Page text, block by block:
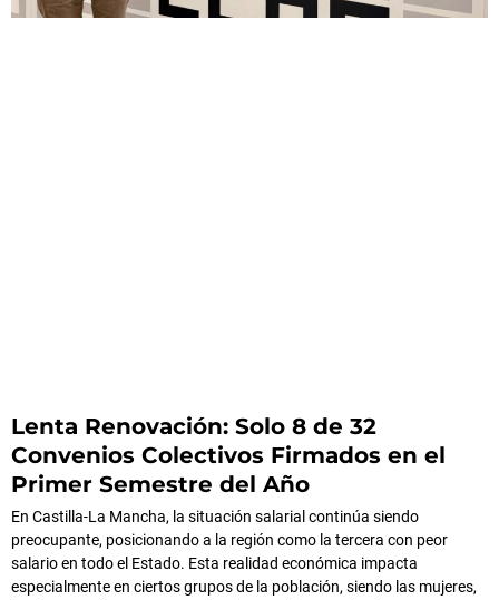
Lenta Renovación: Solo 8 de 32
Convenios Colectivos Firmados en el
Primer Semestre del Año
En Castilla-La Mancha, la situación salarial continúa siendo
preocupante, posicionando a la región como la tercera con peor
salario en todo el Estado. Esta realidad económica impacta
especialmente en ciertos grupos de la población, siendo las mujeres,